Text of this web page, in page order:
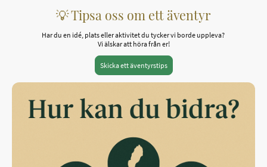
💡 Tipsa oss om ett äventyr
Har du en idé, plats eller aktivitet du tycker vi borde uppleva?
Vi älskar att höra från er!
Skicka ett äventyrstips